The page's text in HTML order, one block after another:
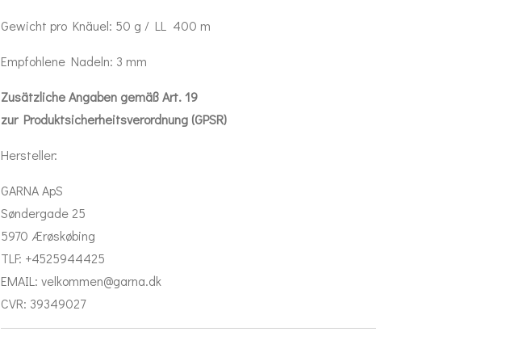
Gewicht pro Knäuel: 50 g / LL 400 m
Empfohlene Nadeln: 3 mm
Zusätzliche Angaben gemäß Art. 19
zur Produktsicherheitsverordnung (GPSR)
Hersteller:
GARNA ApS
Søndergade 25
5970 Ærøskøbing
TLF: +4525944425
EMAIL: velkommen@garna.dk
CVR: 39349027